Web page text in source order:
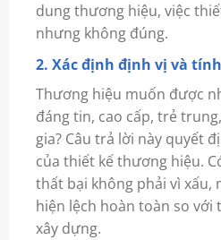
dung thương hiệu, việc
nhưng không đúng.
2. Xác định định vị và
Thương hiệu muốn được
đáng tin, cao cấp, trẻ
gia? Câu trả lời này quyết
của thiết kế thương hiệu.
thất bại không phải vì xấu,
hiện lệch hoàn toàn so với
xây dựng.